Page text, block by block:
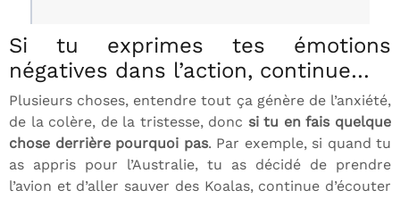
Si tu exprimes tes émotions
négatives dans l’action, continue…
Plusieurs choses, entendre tout ça génère de l’anxiété,
de la colère, de la tristesse, donc si tu en fais quelque
chose derrière pourquoi pas. Par exemple, si quand tu
as appris pour l’Australie, tu as décidé de prendre
l’avion et d’aller sauver des Koalas, continue d’écouter